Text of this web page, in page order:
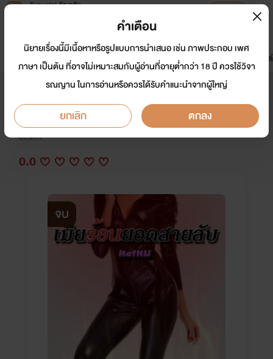
Tunwalai ธัญวลัย
หน้าแรก นิยาย อีบุ๊ก การ์ตูน
มาใหม่
ดรีมแชท ธัญลิสต์
เมียร้อนยอดสายลับ (NC18+)
นักเขียน: HatHU
อีโรติก
0.0
จบ
คำเตือน
นิยายเรื่องนี้มีเนื้อหาหรือรูปแบบการนำเสนอ เช่น ภาพประกอบ เพศ
ภาษา เป็นต้น ที่อาจไม่เหมาะสมกับผู้อ่านที่อายุต่ำกว่า 18 ปี ควรใช้วิจา
รณญาน ในการอ่านหรือควรได้รับคำแนะนำจากผู้ใหญ่
ยกเลิก ตกลง